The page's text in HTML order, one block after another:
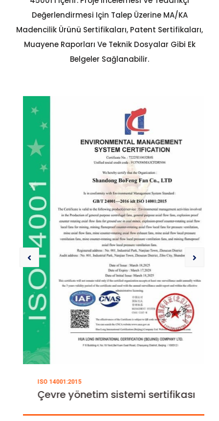
Değerlendirmesi Için Talep Üzerine MA/KA
Madencilik Ürünü Sertifikaları, Patent Sertifikaları,
Muayene Raporları Ve Teknik Dosyalar Gibi Ek
Belgeler Sağlanabilir.
ISO 14001:2015
Çevre yönetim sistemi sertifikası